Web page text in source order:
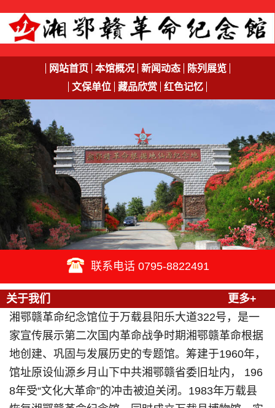
网站首页 本馆概况 新闻动态
陈列展览
文保单位
藏品欣赏 红色记忆
联系电话 0795-8822491
关于我们
更多+
湘鄂赣革命纪念馆位于万载县阳乐大道322号，是一
家宣传展示第二次国内革命战争时期湘鄂赣革命根据
地创建、巩固与发展历史的专题馆。筹建于1960年，
馆址原设仙源乡月山下中共湘鄂赣省委旧址内， 196
8年受“文化大革命”的冲击被迫关闭。1983年万载县